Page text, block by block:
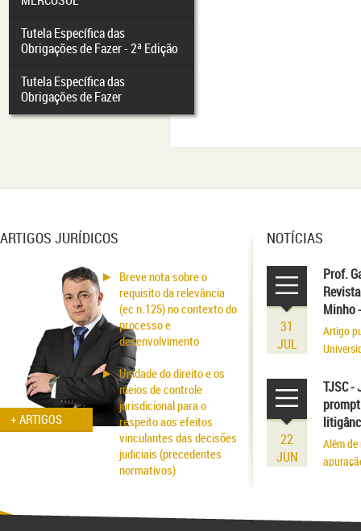
Tutela Específica das
Obrigações de Fazer - 2ª Edição
Tutela Específica das
Obrigações de Fazer
ARTIGOS JURÍDICOS
+ ARTIGOS
Breve nota sobre o
requisito da relevância
(ec n.125) no contexto do
processo e
desenvolvimento
Unidade do direito e os
meios de controle
jurisdicional para o
respeito aos efeitos
vinculantes das decisões
judiciais (precedentes
normativos)
fraude patrimonial: da
NOTÍCIAS
31
JUL
Prof.
Minho
Artigo
22
JUN
TJSC -
Além